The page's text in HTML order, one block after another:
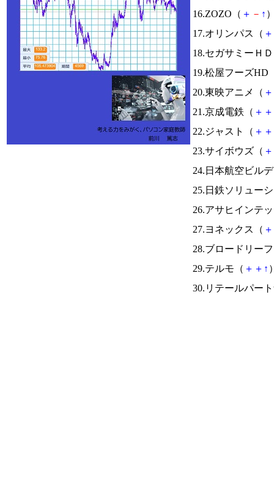
16.ZOZO（ ＋ － ↑
17.オリンパス（ ＋
18.セガサミーＨ
19.松屋フーズHD
20.東映アニメ（ ＋
21.京成電鉄（ ＋ ＋
22.ジャスト（ ＋ ＋
23.サイボウズ（ ＋
24.日本航空ビル
25.日鉄ソリュー
26.アサヒインテ
27.ヨネックス（ ＋
28.ブロードリー
29.テルモ（ ＋ ＋ ↑
30.リテールパー